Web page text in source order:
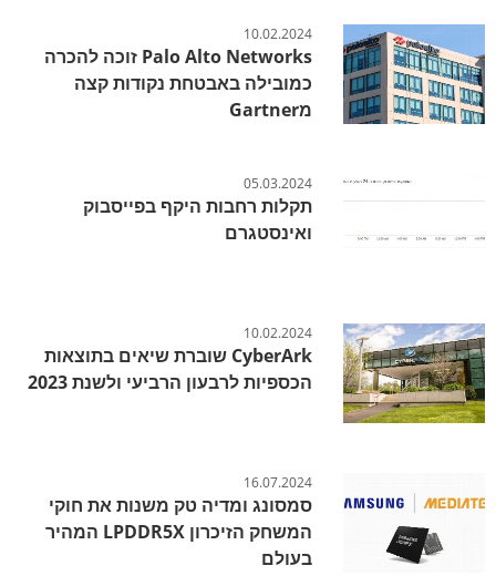
10.02.2024
Palo Alto Networks זוכה להכרה
כמובילה באבטחת נקודות קצה
מGartner
05.03.2024
תקלות רחבות היקף בפייסבוק
ואינסטגרם
10.02.2024
CyberArk שוברת שיאים בתוצאות
הכספיות לרבעון הרביעי ולשנת 2023
16.07.2024
סמסונג ומדיה טק משנות את חוקי
המשחק הזיכרון LPDDR5X המהיר
בעולם